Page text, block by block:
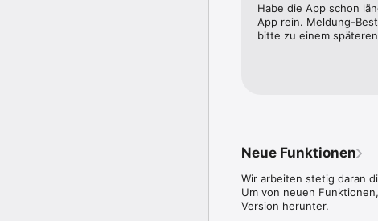
Habe die App schon
App rein. Meldung-
bitte zu einem
Neue Funktionen
Wir arbeiten stetig daran
Um von neuen
Version herunter.